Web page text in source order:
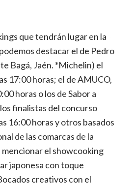
que tendrán lugar en la
destacar el de Pedro
Bagá, Jaén. *Michelin) el
17:00 horas; el de AMUCO,
horas o los de Sabor a
finalistas del concurso
16:00 horas y otros basados
de las comarcas de la
mencionar el showcooking
japonesa con toque
creativos con el